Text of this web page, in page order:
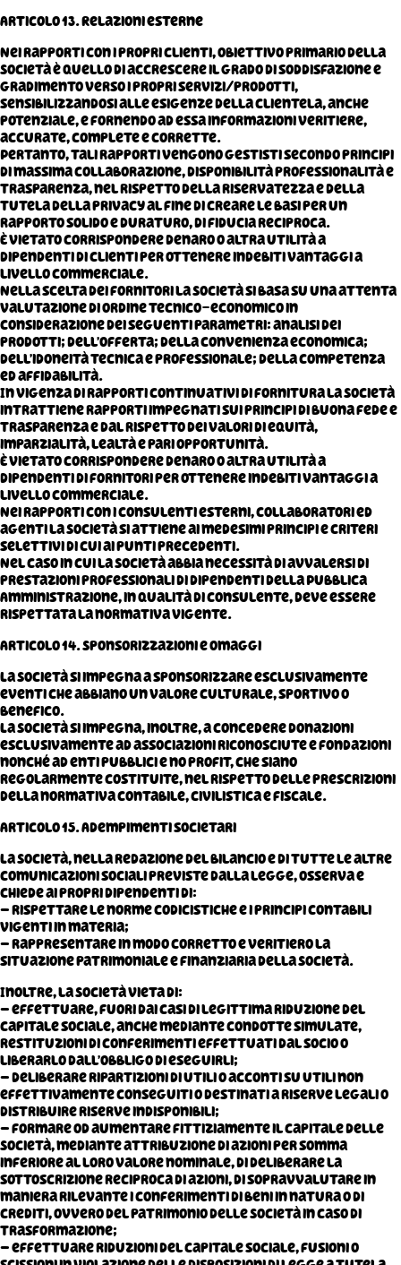
Articolo 13. Relazioni esterne
Nei rapporti con i propri clienti, obiettivo primario della
Società è quello di accrescere il grado di soddisfazione e
gradimento verso i propri servizi/prodotti,
sensibilizzandosi alle esigenze della clientela, anche
potenziale, e fornendo ad essa informazioni veritiere,
accurate, complete e corrette.
Pertanto, tali rapporti vengono gestisti secondo principi
di massima collaborazione, disponibilità professionalità e
trasparenza, nel rispetto della riservatezza e della
tutela della privacy al fine di creare le basi per un
rapporto solido e duraturo, di fiducia reciproca.
È vietato corrispondere denaro o altra utilità a
dipendenti di clienti per ottenere indebiti vantaggi a
livello commerciale.
Nella scelta dei fornitori la Società si basa su una attenta
valutazione di ordine tecnico-economico in
considerazione dei seguenti parametri: analisi dei
prodotti; dell’offerta; della convenienza economica;
dell’idoneità tecnica e professionale; della competenza
ed affidabilità.
In vigenza di rapporti continuativi di fornitura la Società
intrattiene rapporti impegnati sui principi di buona fede e
trasparenza e dal rispetto dei valori di equità,
imparzialità, lealtà e pari opportunità.
È vietato corrispondere denaro o altra utilità a
dipendenti di fornitori per ottenere indebiti vantaggi a
livello commerciale.
Nei rapporti con i consulenti esterni, collaboratori ed
agenti la Società si attiene ai medesimi principi e criteri
selettivi di cui ai punti precedenti.
Nel caso in cui la Società abbia necessità di avvalersi di
prestazioni professionali di dipendenti della Pubblica
Amministrazione, in qualità di consulente, deve essere
rispettata la normativa vigente.
Articolo 14. Sponsorizzazioni e omaggi
La Società si impegna a sponsorizzare esclusivamente
eventi che abbiano un valore culturale, sportivo o
benefico.
La Società si impegna, inoltre, a concedere donazioni
esclusivamente ad associazioni riconosciute e fondazioni
nonché ad enti pubblici e no profit, che siano
regolarmente costituite, nel rispetto delle prescrizioni
della normativa contabile, civilistica e fiscale.
Articolo 15. Adempimenti societari
La Società, nella redazione del bilancio e di tutte le altre
comunicazioni sociali previste dalla legge, osserva e
chiede ai propri dipendenti di:
– rispettare le norme codicistiche e i principi contabili
vigenti in materia;
– rappresentare in modo corretto e veritiero la
situazione patrimoniale e finanziaria della Società.
Inoltre, la Società vieta di:
– effettuare, fuori dai casi di legittima riduzione del
capitale sociale, anche mediante condotte simulate,
restituzioni di conferimenti effettuati dal socio o
liberarlo dall’obbligo di eseguirli;
– deliberare ripartizioni di utili o acconti su utili non
effettivamente conseguiti o destinati a riserve legali o
distribuire riserve indisponibili;
– formare od aumentare fittiziamente il capitale delle
Società, mediante attribuzione di azioni per somma
inferiore al loro valore nominale, di deliberare la
sottoscrizione reciproca di azioni, di sopravvalutare in
maniera rilevante i conferimenti di beni in natura o di
crediti, ovvero del patrimonio delle Società in caso di
trasformazione;
– effettuare riduzioni del capitale sociale, fusioni o